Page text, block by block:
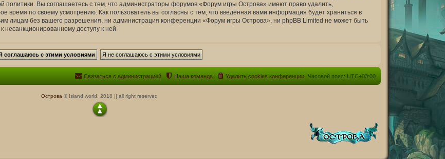
политики. Вы соглашаетесь с тем, что администраторы форумов «Форум игры Острова» имеют право удалить,
время по своему усмотрению. Как пользователь вы согласны с тем, что введённая вами информация будет храниться в
лицам без вашего разрешения, ни администрация конференции «Форум игры Острова», ни phpBB Limited не может быть
несанкционированному доступу к ней.
Часовой пояс: UTC+03:00
Удалить cookies конференции
Наша команда
Связаться с администрацией
Острова © Island world, 2018 || all right reserved